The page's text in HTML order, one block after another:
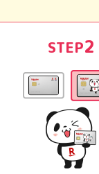
STEP2